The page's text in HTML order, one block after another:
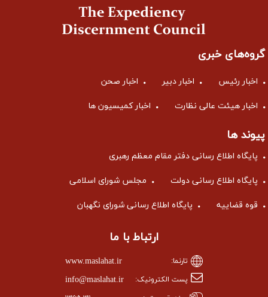
گروه‌های خبری
اخبار رئیس اخبار دبیر اخبار صحن
اخبار هیئت عالی نظارت اخبار کمیسیون ها
پیوند ها
پایگاه اطلاع رسانی دفتر مقام معظم رهبری
پایگاه اطلاع رسانی دولت مجلس شورای اسلامی
قوه قضاییه پایگاه اطلاع رسانی شورای نگهبان
ارتباط با ما
تارنما: www.maslahat.ir
پست الکترونیک: info@maslahat.ir